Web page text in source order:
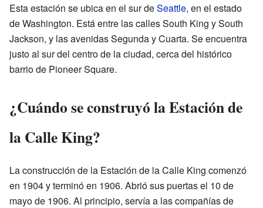
Esta estación se ubica en el sur deSeattle, en el estado
de Washington. Está entre las calles South King y South
Jackson, y las avenidas Segunda y Cuarta. Se encuentra
justo al sur del centro de la ciudad, cerca del histórico
barrio de Pioneer Square.
¿Cuándo se construyó la Estación de
la Calle King?
La construcción de la Estación de la Calle King comenzó
en 1904 y terminó en 1906. Abrió sus puertas el 10 de
mayo de 1906. Al principio, servía a las compañías de